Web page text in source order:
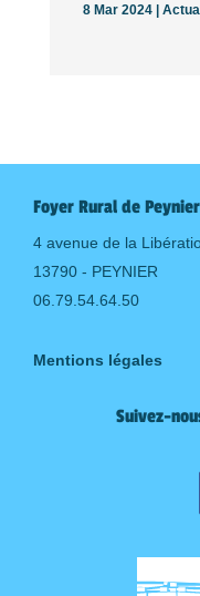
8 Mar 2024 |
Foyer Rural de Peynier
4 avenue de la
13790 - PEYNIER
06.79.54.64.50
Mentions légales
Suivez-